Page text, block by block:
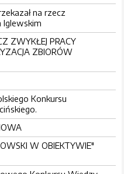
na rzecz
Iglewskim
ZWYKŁEJ PRACY
ZBIORÓW
Konkursu
W OBIEKTYWIE"